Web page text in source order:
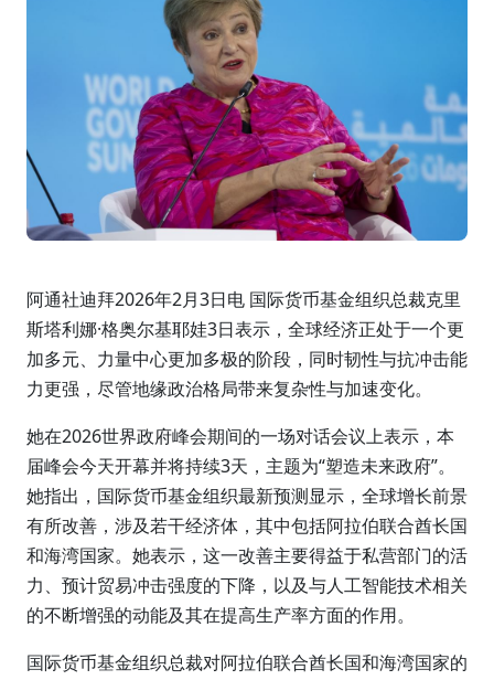
阿通社迪拜2026年2月3日电 国际货币基金组织总裁克里
斯塔利娜·格奥尔基耶娃3日表示，全球经济正处于一个更
加多元、力量中心更加多极的阶段，同时韧性与抗冲击能
力更强，尽管地缘政治格局带来复杂性与加速变化。
她在2026世界政府峰会期间的一场对话会议上表示，本
届峰会今天开幕并将持续3天，主题为“塑造未来政府”。
她指出，国际货币基金组织最新预测显示，全球增长前景
有所改善，涉及若干经济体，其中包括阿拉伯联合酋长国
和海湾国家。她表示，这一改善主要得益于私营部门的活
力、预计贸易冲击强度的下降，以及与人工智能技术相关
的不断增强的动能及其在提高生产率方面的作用。
国际货币基金组织总裁对阿拉伯联合酋长国和海湾国家的